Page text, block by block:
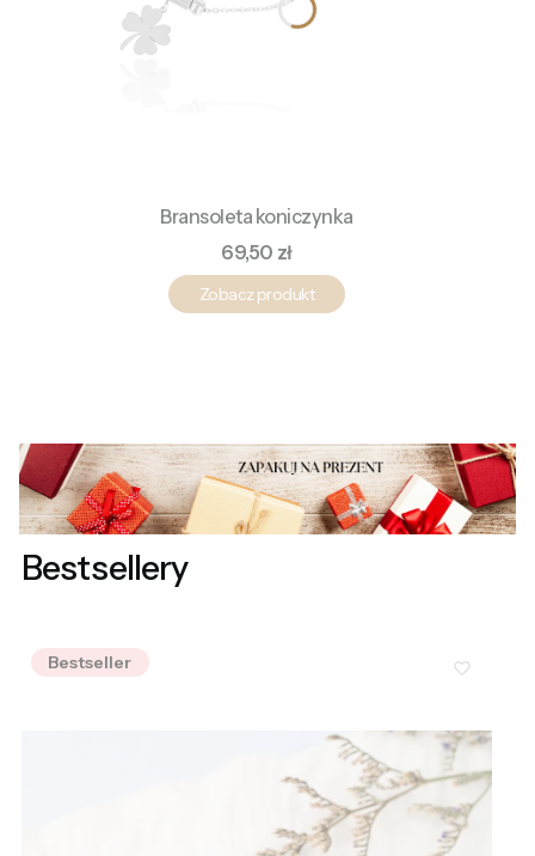
Bransoleta koniczynka
Cena
69,50 zł
Zobacz produkt
Bestsellery
Bestseller